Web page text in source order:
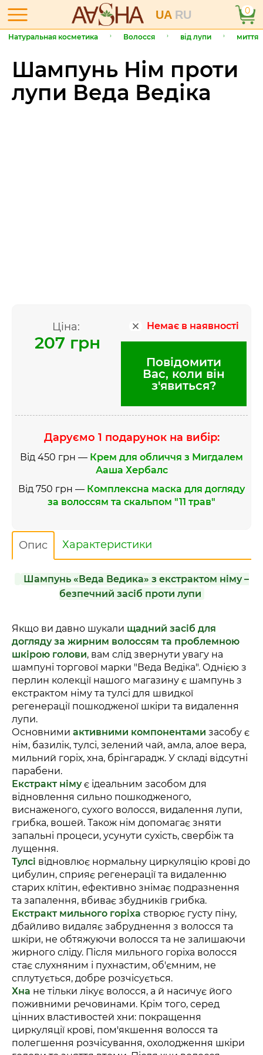
UA RU 0
Натуральная косметика Волосся від лупи миття
Шампунь Нім проти
лупи Веда Ведіка
Ціна:
207 грн
Немає в наявності
Повідомити
Вас, коли він
з'явиться?
Даруємо 1 подарунок на вибір:
Від 450 грн — Крем для обличчя з Мигдалем
Ааша Хербалс
Від 750 грн — Комплексна маска для догляду
за волоссям та скальпом "11 трав"
Опис Характеристики
Шампунь «Веда Ведика» з екстрактом німу –
безпечний засіб проти лупи
Якщо ви давно шукали щадний засіб для
догляду за жирним волоссям та проблемною
шкірою голови, вам слід звернути увагу на
шампуні торгової марки "Веда Ведіка". Однією з
перлин колекції нашого магазину є шампунь з
екстрактом німу та тулсі для швидкої
регенерації пошкодженої шкіри та видалення
лупи.
Основними активними компонентами засобу є
нім, базилік, тулсі, зелений чай, амла, алое вера,
мильний горіх, хна, брінгарадж. У складі відсутні
парабени.
Екстракт німує ідеальним засобом для
відновлення сильно пошкодженого,
виснаженого, сухого волосся, видалення лупи,
грибка, вошей. Також нім допомагає зняти
запальні процеси, усунути сухість, свербіж та
лущення.
Тулсі відновлює нормальну циркуляцію крові до
цибулин, сприяє регенерації та видаленню
старих клітин, ефективно знімає подразнення
та запалення, вбиває збудників грибка.
Екстракт мильного горіха створює густу піну,
дбайливо видаляє забруднення з волосся та
шкіри, не обтяжуючи волосся та не залишаючи
жирного сліду. Після мильного горіха волосся
стає слухняним і пухнастим, об'ємним, не
сплутується, добре розчісується.
Хна не тільки лікує волосся, а й насичує його
поживними речовинами. Крім того, серед
цінних властивостей хни: покращення
циркуляції крові, пом'якшення волосся та
полегшення розчісування, охолодження шкіри